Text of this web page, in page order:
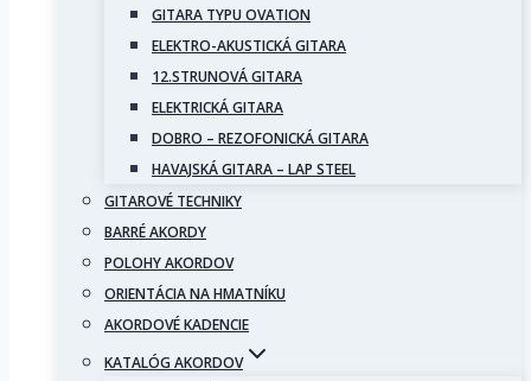
GITARA TYPU OVATION
ELEKTRO-AKUSTICKÁ GITARA
12.STRUNOVÁ GITARA
ELEKTRICKÁ GITARA
DOBRO – REZOFONICKÁ GITARA
HAVAJSKÁ GITARA – LAP STEEL
GITAROVÉ TECHNIKY
BARRÉ AKORDY
POLOHY AKORDOV
ORIENTÁCIA NA HMATNÍKU
AKORDOVÉ KADENCIE
KATALÓG AKORDOV